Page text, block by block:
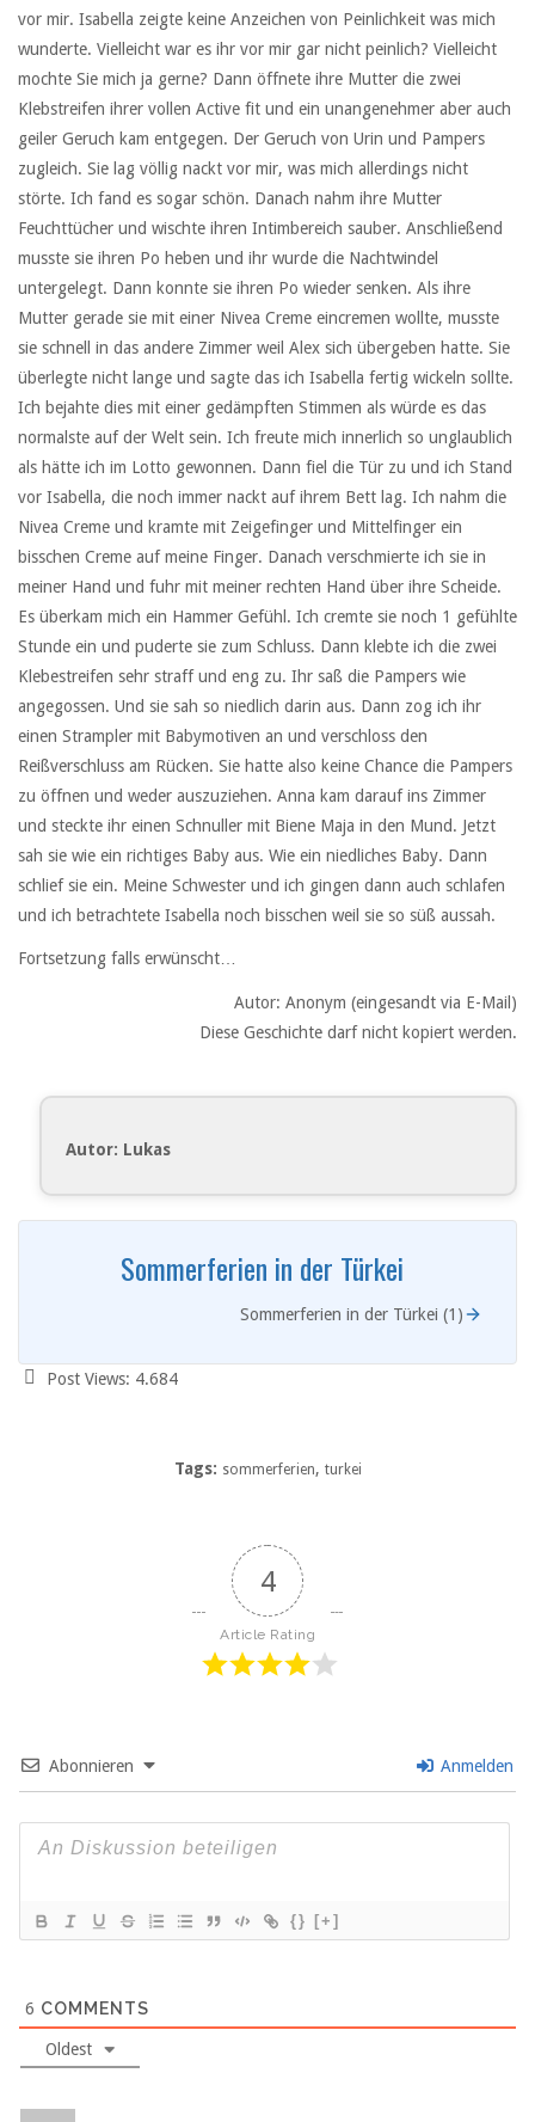
vor mir. Isabella zeigte keine Anzeichen von Peinlichkeit was mich
wunderte. Vielleicht war es ihr vor mir gar nicht peinlich? Vielleicht
mochte Sie mich ja gerne? Dann öffnete ihre Mutter die zwei
Klebstreifen ihrer vollen Active fit und ein unangenehmer aber auch
geiler Geruch kam entgegen. Der Geruch von Urin und Pampers
zugleich. Sie lag völlig nackt vor mir, was mich allerdings nicht
störte. Ich fand es sogar schön. Danach nahm ihre Mutter
Feuchttücher und wischte ihren Intimbereich sauber. Anschließend
musste sie ihren Po heben und ihr wurde die Nachtwindel
untergelegt. Dann konnte sie ihren Po wieder senken. Als ihre
Mutter gerade sie mit einer Nivea Creme eincremen wollte, musste
sie schnell in das andere Zimmer weil Alex sich übergeben hatte. Sie
überlegte nicht lange und sagte das ich Isabella fertig wickeln sollte.
Ich bejahte dies mit einer gedämpften Stimmen als würde es das
normalste auf der Welt sein. Ich freute mich innerlich so unglaublich
als hätte ich im Lotto gewonnen. Dann fiel die Tür zu und ich Stand
vor Isabella, die noch immer nackt auf ihrem Bett lag. Ich nahm die
Nivea Creme und kramte mit Zeigefinger und Mittelfinger ein
bisschen Creme auf meine Finger. Danach verschmierte ich sie in
meiner Hand und fuhr mit meiner rechten Hand über ihre Scheide.
Es überkam mich ein Hammer Gefühl. Ich cremte sie noch 1 gefühlte
Stunde ein und puderte sie zum Schluss. Dann klebte ich die zwei
Klebestreifen sehr straff und eng zu. Ihr saß die Pampers wie
angegossen. Und sie sah so niedlich darin aus. Dann zog ich ihr
einen Strampler mit Babymotiven an und verschloss den
Reißverschluss am Rücken. Sie hatte also keine Chance die Pampers
zu öffnen und weder auszuziehen. Anna kam darauf ins Zimmer
und steckte ihr einen Schnuller mit Biene Maja in den Mund. Jetzt
sah sie wie ein richtiges Baby aus. Wie ein niedliches Baby. Dann
schlief sie ein. Meine Schwester und ich gingen dann auch schlafen
und ich betrachtete Isabella noch bisschen weil sie so süß aussah.
Fortsetzung falls erwünscht…
Autor: Anonym (eingesandt via E-Mail)
Diese Geschichte darf nicht kopiert werden.
Autor: Lukas
Sommerferien in der Türkei
Sommerferien in der Türkei (1)
Post Views: 4.684
Tags: sommerferien, turkei
4
Article Rating
Abonnieren Anmelden
{} [+]
6 COMMENTS
Oldest